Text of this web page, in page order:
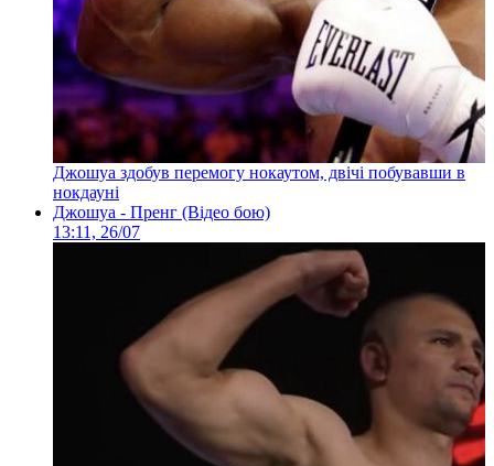
Джошуа здобув перемогу нокаутом, двічі побувавши в
нокдауні
Джошуа - Пренг (Відео бою)
13:11, 26/07